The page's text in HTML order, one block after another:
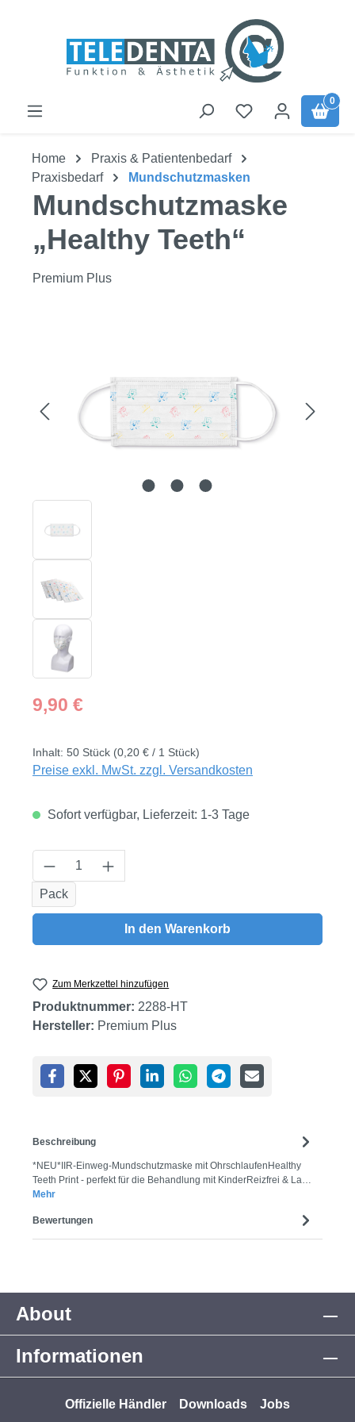
0
Home
Praxis & Patientenbedarf
Praxisbedarf
Mundschutzmasken
Mundschutzmaske
„Healthy Teeth“
Premium Plus
Regulärer Preis:
9,90 €
Inhalt: 50 Stück (0,20 € / 1 Stück)
Preise exkl. MwSt. zzgl. Versandkosten
Sofort verfügbar, Lieferzeit: 1-3 Tage
Produkt Anzahl: Gib den gewünschten
Pack
In den Warenkorb
Zum Merkzettel hinzufügen
Produktnummer: 2288-HT
Hersteller: Premium Plus
Beschreibung
*NEU*IIR-Einweg-Mundschutzmaske mit OhrschlaufenHealthy
Teeth Print - perfekt für die Behandlung mit KinderReizfrei & La…
Mehr
Bewertungen
About
Informationen
Offizielle Händler Downloads Jobs